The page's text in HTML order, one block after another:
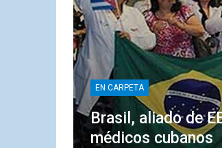
EN CARPETA
Brasil, aliado de
médicos cubanos